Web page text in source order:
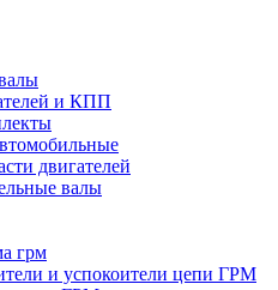
и КПП
двигателей
валы
грм
и успокоители цепи ГРМ